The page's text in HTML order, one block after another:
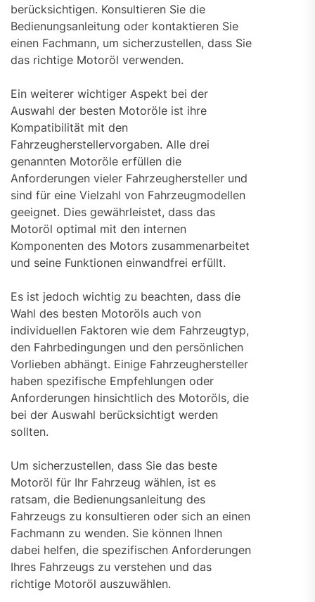
berücksichtigen. Konsultieren Sie die
Bedienungsanleitung oder kontaktieren Sie
einen Fachmann, um sicherzustellen, dass Sie
das richtige Motoröl verwenden.
Ein weiterer wichtiger Aspekt bei der
Auswahl der besten Motoröle ist ihre
Kompatibilität mit den
Fahrzeugherstellervorgaben. Alle drei
genannten Motoröle erfüllen die
Anforderungen vieler Fahrzeughersteller und
sind für eine Vielzahl von Fahrzeugmodellen
geeignet. Dies gewährleistet, dass das
Motoröl optimal mit den internen
Komponenten des Motors zusammenarbeitet
und seine Funktionen einwandfrei erfüllt.
Es ist jedoch wichtig zu beachten, dass die
Wahl des besten Motoröls auch von
individuellen Faktoren wie dem Fahrzeugtyp,
den Fahrbedingungen und den persönlichen
Vorlieben abhängt. Einige Fahrzeughersteller
haben spezifische Empfehlungen oder
Anforderungen hinsichtlich des Motoröls, die
bei der Auswahl berücksichtigt werden
sollten.
Um sicherzustellen, dass Sie das beste
Motoröl für Ihr Fahrzeug wählen, ist es
ratsam, die Bedienungsanleitung des
Fahrzeugs zu konsultieren oder sich an einen
Fachmann zu wenden. Sie können Ihnen
dabei helfen, die spezifischen Anforderungen
Ihres Fahrzeugs zu verstehen und das
richtige Motoröl auszuwählen.